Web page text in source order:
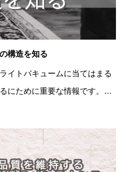
構造を知る
イトバキュームに当てはまる
にために重要な情報です。知